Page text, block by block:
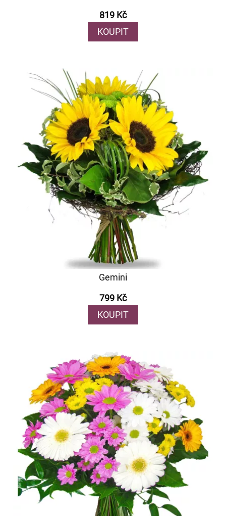
819 Kč
KOUPIT
Gemini
799 Kč
KOUPIT